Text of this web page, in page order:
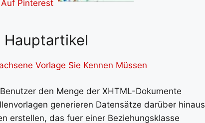
Hauptartikel
Vorlage Sie Kennen Müssen
den Menge der XHTML-Dokumente
generieren Datensätze darüber hinaus
erstellen, das fuer einer Beziehungsklasse